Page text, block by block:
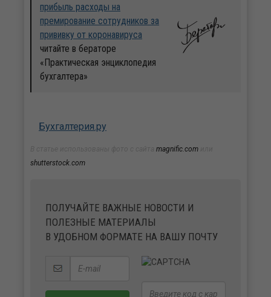
прибыль расходы на
премирование сотрудников за
прививку от коронавируса
читайте в бераторе
«Практическая энциклопедия
бухгалтера»
Бухгалтерия.ру
magnific.com
shutterstock.com
ПОЛУЧАЙТЕ ВАЖНЫЕ НОВОСТИ И
ПОЛЕЗНЫЕ МАТЕРИАЛЫ
В УДОБНОМ ФОРМАТЕ НА ВАШУ ПОЧТУ